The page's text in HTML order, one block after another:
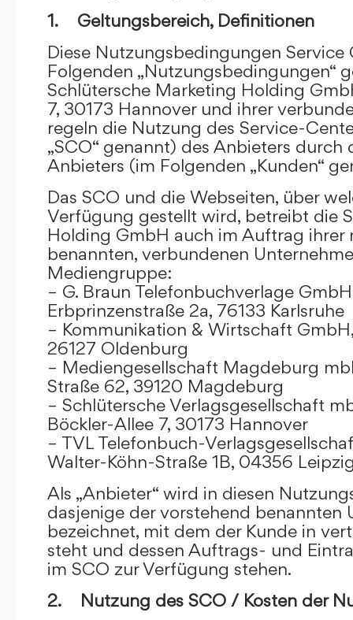
1. Geltungsbereich, Definitionen
Diese Nutzungsbedingungen Service
Folgenden „Nutzungsbedingungen“
Schlütersche Marketing Holding
7, 30173 Hannover und ihrer
regeln die Nutzung des Service-
„SCO“ genannt) des Anbieters durch
Anbieters (im Folgenden „Kunden“
Das SCO und die Webseiten, über
Verfügung gestellt wird, betreibt die
Holding GmbH auch im Auftrag ihrer
benannten, verbundenen
Mediengruppe:
– G. Braun Telefonbuchverlage GmbH
Erbprinzenstraße 2a, 76133 Karlsruhe
– Kommunikation & Wirtschaft
26127 Oldenburg
– Mediengesellschaft Magdeburg
Straße 62, 39120 Magdeburg
– Schlütersche Verlagsgesellschaft
Böckler-Allee 7, 30173 Hannover
– TVL Telefonbuch-
Walter-Köhn-Straße 1B, 04356
Als „Anbieter“ wird in diesen
dasjenige der vorstehend benannten
bezeichnet, mit dem der Kunde in
steht und dessen Auftrags- und
im SCO zur Verfügung stehen.
2. Nutzung des SCO / Kosten der